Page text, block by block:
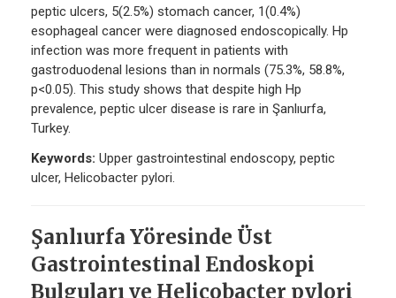
peptic ulcers, 5(2.5%) stomach cancer, 1(0.4%)
esophageal cancer were diagnosed endoscopically. Hp
infection was more frequent in patients with
gastroduodenal lesions than in normals (75.3%, 58.8%,
p<0.05). This study shows that despite high Hp
prevalence, peptic ulcer disease is rare in Şanlıurfa,
Turkey.
Keywords: Upper gastrointestinal endoscopy, peptic
ulcer, Helicobacter pylori.
Şanlıurfa Yöresinde Üst
Gastrointestinal Endoskopi
Bulguları ve Helicobacter pylori